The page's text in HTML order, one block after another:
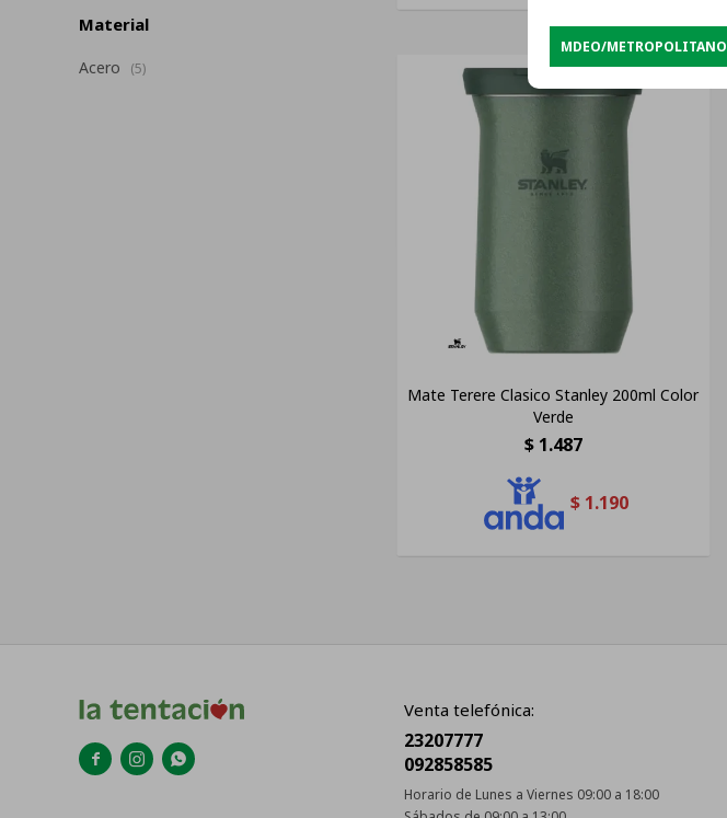
Mate Terere Clasico Stanley 200ml Color
Verde
$ 1.487
$ 1.190
Material
Acero (5)
  
Venta telefónica:
23207777
092858585
Horario de Lunes a Viernes 09:00 a 18:00
MDEO/METROPOLITANO